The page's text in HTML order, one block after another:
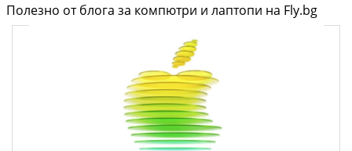
Полезно от блога за компютри и лаптопи на Fly.bg